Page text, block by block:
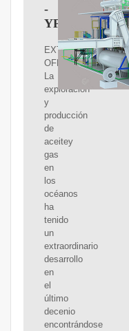
-
YPF
EXTRACCIóN
OFFSHORE.
La
exploración
y
producción
de
aceitey
gas
en
los
océanos
ha
tenido
un
extraordinario
desarrollo
en
el
último
decenio
encontrándose